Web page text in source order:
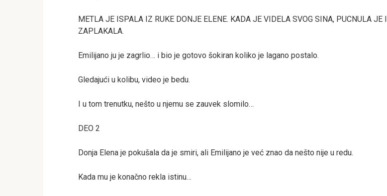
METLA JE ISPALA IZ RUKE DONJE ELENE. KADA JE VIDELA SVOG SINA, PUCNULA JE I
ZAPLAKALA.
Emilijano ju je zagrlio… i bio je gotovo šokiran koliko je lagano postalo.
Gledajući u kolibu, video je bedu.
I u tom trenutku, nešto u njemu se zauvek slomilo…
DEO 2
Donja Elena je pokušala da je smiri, ali Emilijano je već znao da nešto nije u redu.
Kada mu je konačno rekla istinu…